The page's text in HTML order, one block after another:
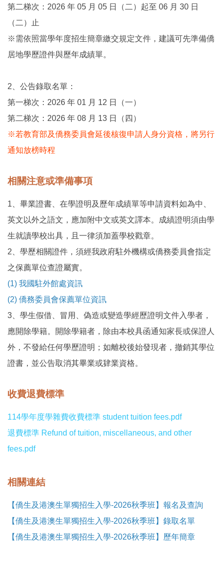
第二梯次：2026 年 05 月 05 日（二）起至 06 月 30 日
（二）止
※需依照當學年度招生簡章繳交規定文件，建議可先準備僑
居地學歷證件與歷年成績單。
2、公告錄取名單：
第一梯次：2026 年 01 月 12 日（一）
第二梯次：2026 年 08 月 13 日（四）
※若教育部及僑務委員會延後核復申請人身分資格，將另行
通知放榜時程
相關注意或準備事項
1、畢業證書、在學證明及歷年成績單等申請資料如為中、
英文以外之語文，應加附中文或英文譯本。成績證明須由學
生就讀學校出具，且一律須加蓋學校戳章。
2、學歷相關證件，須經我政府駐外機構或僑務委員會指定
之保薦單位查證屬實。
(1) 我國駐外館處資訊
(2) 僑務委員會保薦單位資訊
3、學生假借、冒用、偽造或變造學經歷證明文件入學者，
應開除學籍。開除學籍者，除由本校具函通知家長或保證人
外，不發給任何學歷證明；如離校後始發現者，撤銷其學位
證書，並公告取消其畢業或肄業資格。
收費退費標準
114學年度學雜費收費標準 student tuition fees.pdf
退費標準 Refund of tuition, miscellaneous, and other
fees.pdf
相關連結
【僑生及港澳生單獨招生入學-2026秋季班】報名及查詢
【僑生及港澳生單獨招生入學-2026秋季班】錄取名單
【僑生及港澳生單獨招生入學-2026秋季班】歷年簡章